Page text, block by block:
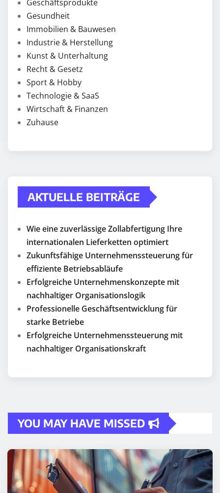
Geschäftsprodukte
Gesundheit
Immobilien & Bauwesen
Industrie & Herstellung
Kunst & Unterhaltung
Recht & Gesetz
Sport & Hobby
Technologie & SaaS
Wirtschaft & Finanzen
Zuhause
AKTUELLE BEITRÄGE
Wie eine zuverlässige Zollabfertigung Ihre
internationalen Lieferketten optimiert
Zukunftsfähige Unternehmenssteuerung für
effiziente Betriebsabläufe
Erfolgreiche Unternehmenskonzepte mit
nachhaltiger Organisationslogik
Professionelle Geschäftsentwicklung für
starke Betriebe
Erfolgreiche Unternehmenssteuerung mit
nachhaltiger Organisationskraft
YOU MAY HAVE MISSED